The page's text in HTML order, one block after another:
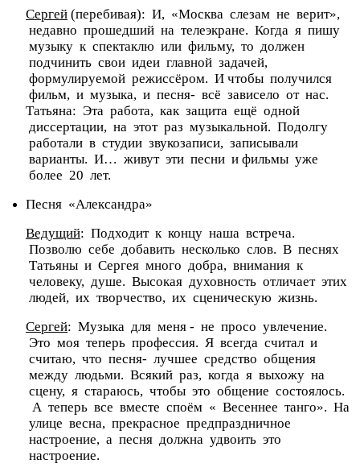
Сергей (перебивая): И, «Москва слезам не верит»,
недавно прошедший на телеэкране. Когда я пишу
музыку к спектаклю или фильму, то должен
подчинить свои идеи главной задачей,
формулируемой режиссёром. И чтобы получился
фильм, и музыка, и песня- всё зависело от нас.
Татьяна: Эта работа, как защита ещё одной
диссертации, на этот раз музыкальной. Подолгу
работали в студии звукозаписи, записывали
варианты. И… живут эти песни и фильмы уже
более 20 лет.
Песня «Александра»
Ведущий: Подходит к концу наша встреча.
Позволю себе добавить несколько слов. В песнях
Татьяны и Сергея много добра, внимания к
человеку, душе. Высокая духовность отличает этих
людей, их творчество, их сценическую жизнь.
Сергей: Музыка для меня - не просо увлечение.
Это моя теперь профессия. Я всегда считал и
считаю, что песня- лучшее средство общения
между людьми. Всякий раз, когда я выхожу на
сцену, я стараюсь, чтобы это общение состоялось.
А теперь все вместе споём « Весеннее танго». На
улице весна, прекрасное предпраздничное
настроение, а песня должна удвоить это
настроение.